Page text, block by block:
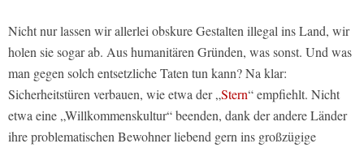
Nicht nur lassen wir allerlei obskure Gestalten illegal ins Land, wir
holen sie sogar ab. Aus humanitären Gründen, was sonst. Und was
man gegen solch entsetzliche Taten tun kann? Na klar:
Sicherheitstüren verbauen, wie etwa der „Stern“ empfiehlt. Nicht
etwa eine „Willkommenskultur“ beenden, dank der andere Länder
ihre problematischen Bewohner liebend gern ins großzügige